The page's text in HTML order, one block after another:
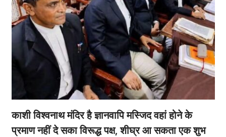
काशी विश्वनाथ मंदिर है ज्ञानवापि मस्जिद वहां होने के
प्रमाण नहीं दे सका विरूद्ध पक्ष, शीघ्र आ सकता एक शुभ